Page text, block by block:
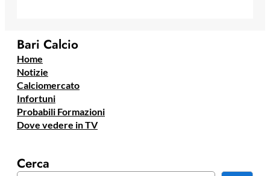
Bari Calcio
Home
Notizie
Calciomercato
Infortuni
Probabili Formazioni
Dove vedere in TV
Cerca